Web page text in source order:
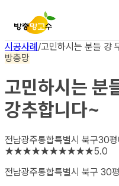
시공사례/고민하시는 분들 걍
방충망
고민하시는 분
강추합니다~
전남광주통합특별시 북구30평
★★★★★★★★★★5.0
전남광주통합특별시 북구 30